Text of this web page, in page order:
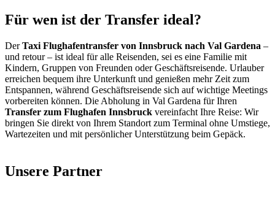
Für wen ist der Transfer ideal?
DerTaxi Flughafentransfer von Innsbruck nach Val Gardena –
und retour – ist ideal für alle Reisenden, sei es eine Familie mit
Kindern, Gruppen von Freunden oder Geschäftsreisende. Urlauber
erreichen bequem ihre Unterkunft und genießen mehr Zeit zum
Entspannen, während Geschäftsreisende sich auf wichtige Meetings
vorbereiten können. Die Abholung in Val Gardena für Ihren
Transfer zum Flughafen Innsbruck vereinfacht Ihre Reise: Wir
bringen Sie direkt von Ihrem Standort zum Terminal ohne Umstiege,
Wartezeiten und mit persönlicher Unterstützung beim Gepäck.
Unsere Partner